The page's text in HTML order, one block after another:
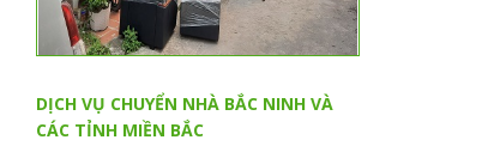
DỊCH VỤ CHUYỂN NHÀ BẮC NINH VÀ
CÁC TỈNH MIỀN BẮC